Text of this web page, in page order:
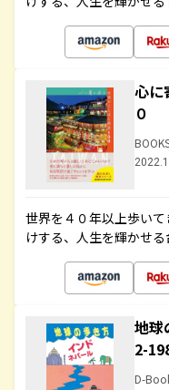
心に
０
世界を４０年以上歩い
けする、人生を輝かせ
地球
2-
D-